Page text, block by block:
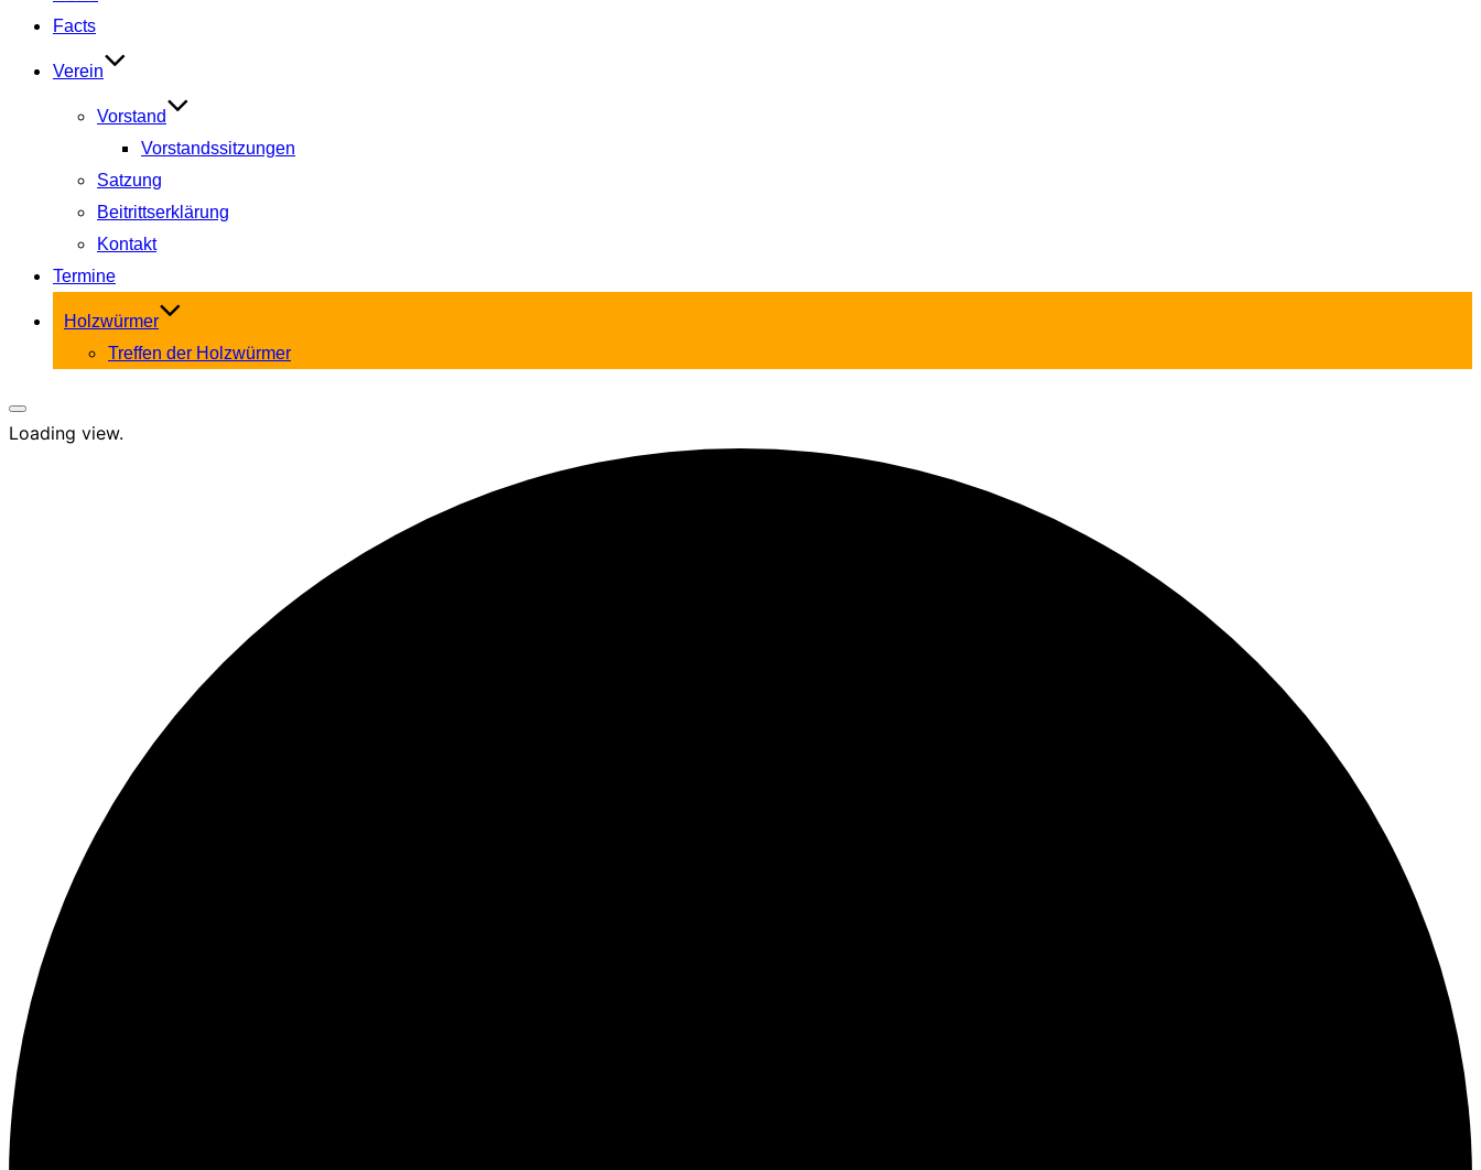
Facts
Verein
Vorstand
Vorstandssitzungen
Satzung
Beitrittserklärung
Kontakt
Termine
Holzwürmer
Treffen der Holzwürmer
Seitenleiste
Loading view.